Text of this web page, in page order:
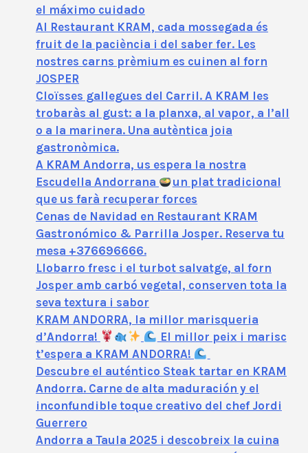
el máximo cuidado
Al Restaurant KRAM, cada mossegada és
fruit de la paciència i del saber fer. Les
nostres carns prèmium es cuinen al forn
JOSPER
Cloïsses gallegues del Carril. A KRAM les
trobaràs al gust: a la planxa, al vapor, a l’all
o a la marinera. Una autèntica joia
gastronòmica.
A KRAM Andorra, us espera la nostra
Escudella Andorrana
un plat tradicional
que us farà recuperar forces
Cenas de Navidad en Restaurant KRAM
Gastronómico & Parrilla Josper. Reserva tu
mesa +376696666.
Llobarro fresc i el turbot salvatge, al forn
Josper amb carbó vegetal, conserven tota la
seva textura i sabor
KRAM ANDORRA, la millor marisqueria
d’Andorra!
El millor peix i marisc
t’espera a KRAM ANDORRA!
Descubre el auténtico Steak tartar en KRAM
Andorra. Carne de alta maduración y el
inconfundible toque creativo del chef Jordi
Guerrero
Andorra a Taula 2025 i descobreix la cuina